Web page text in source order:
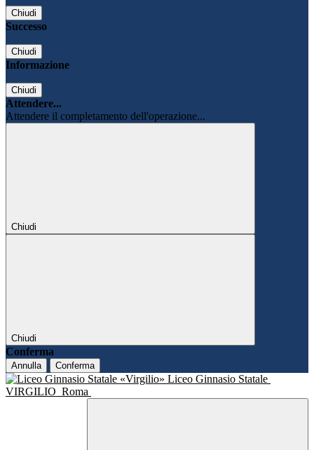
Chiudi
Successo
Chiudi
Informazione
Chiudi
Attendere...
Attendere il completamento dell'operazione...
Chiudi
Chiudi
Conferma
Annulla Conferma
Liceo Ginnasio Statale
VIRGILIO Roma